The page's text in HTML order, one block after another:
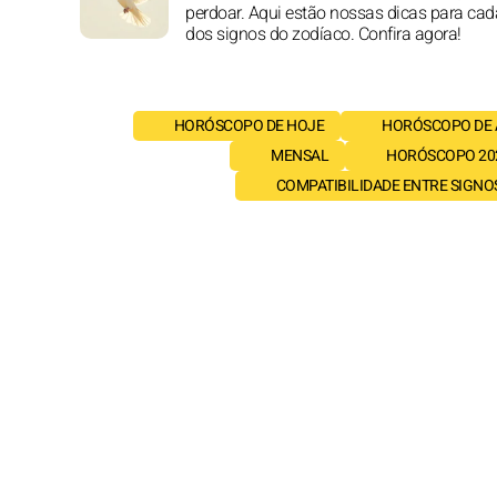
perdoar. Aqui estão nossas dicas para
dos signos do zodíaco. Confira agora!
HORÓSCOPO DE HOJE
HORÓSCOPO
MENSAL
HORÓSCOPO
COMPATIBILIDADE ENTRE